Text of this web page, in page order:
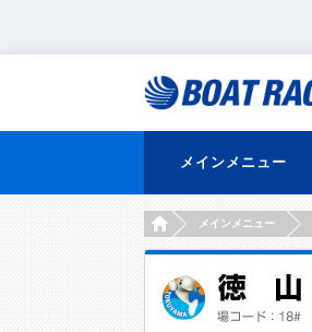
メインメニュー
HOMEメインメニュー